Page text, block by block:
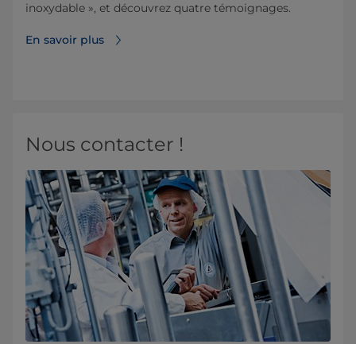
inoxydable », et découvrez quatre témoignages.
En savoir plus
Nous contacter !